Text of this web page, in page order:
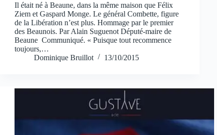
Il était né à Beaune, dans la même maison que Félix
Ziem et Gaspard Monge. Le général Combette, figure
de la Libération n’est plus. Hommage par le premier
des Beaunois. Par Alain Suguenot Député-maire de
Beaune Communiqué. « Puisque tout recommence
toujours,…
Dominique Bruillot
13/10/2015